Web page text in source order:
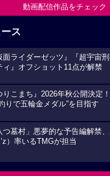
動画配信作品をチェック
ス
面ライダーゼッツ』『超宇宙
ィ』オフショット11点が解禁
りこまち』2026年秋公開決定
りで五輪金メダル”を目指す
つ墓村」悪夢的な予告編解禁
）率いるTMGが担当